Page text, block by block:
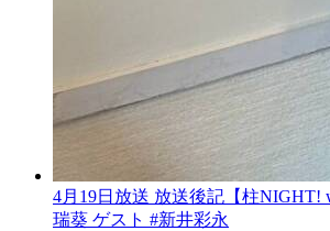
4月19日放送 放送後記【柱NIGHT!
瑞葵 ゲスト #新井彩永